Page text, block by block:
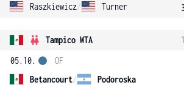
Raszkiewicz/ Turner
Tampico WTA 1
05.10.
Betancourt/
Podoroska
OF